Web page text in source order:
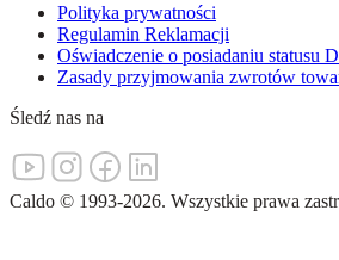
Polityka prywatności
Regulamin Reklamacji
Oświadczenie o posiadaniu statusu
Zasady przyjmowania zwrotów
Śledź nas na
Caldo © 1993-2026. Wszystkie prawa